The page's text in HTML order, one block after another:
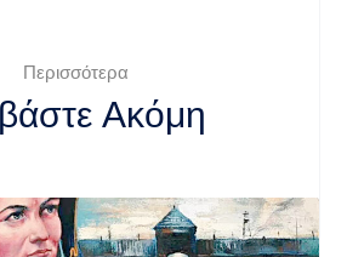
Περισσότερα
Ακόμη